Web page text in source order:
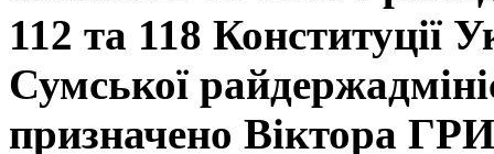
112 та 118 Конституції
Сумської
призначено Віктора